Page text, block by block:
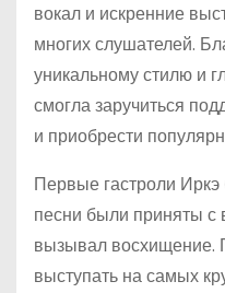
вокал и искренние
многих слушателей.
уникальному стилю и
смогла заручиться
и приобрести
Первые гастроли
песни были приняты с
вызывал восхищение.
выступать на самых